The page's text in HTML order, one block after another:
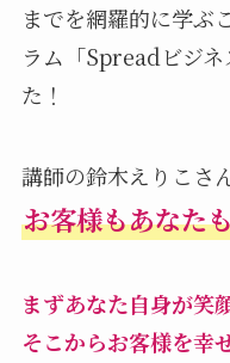
までを網羅的に学ぶ
ラム「Spreadビジ
た！
講師の鈴木えりこさ
お客様もあなた
まずあなた自身が笑
そこからお客様を幸